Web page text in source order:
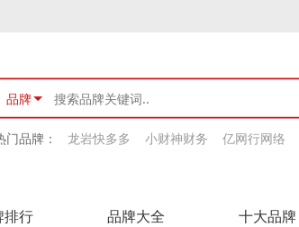
品牌
门品牌： 龙岩快多多 小财神财务 亿网行网络
排行 品牌大全 十大品牌